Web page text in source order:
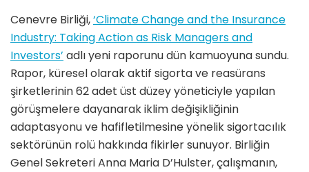
Cenevre Birliği,‘Climate Change and the Insurance
Industry: Taking Action as Risk Managers and
Investors’ adlı yeni raporunu dün kamuoyuna sundu.
Rapor, küresel olarak aktif sigorta ve reasürans
şirketlerinin 62 adet üst düzey yöneticiyle yapılan
görüşmelere dayanarak iklim değişikliğinin
adaptasyonu ve hafifletilmesine yönelik sigortacılık
sektörünün rolü hakkında fikirler sunuyor. Birliğin
Genel Sekreteri Anna Maria D’Hulster, çalışmanın,